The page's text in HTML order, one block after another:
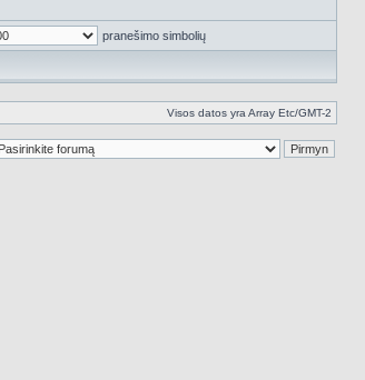
pranešimo simbolių
Visos datos yra Array Etc/GMT-2